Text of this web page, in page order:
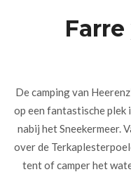
De camping van
op een fantastische
nabij het Sneekermeer.
over de
tent of camper het